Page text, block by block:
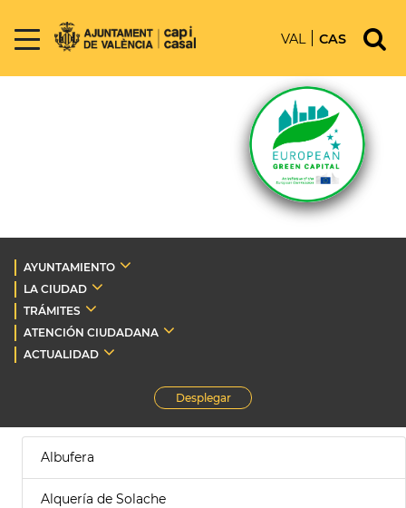
VAL CAS
AYUNTAMIENTO
LA CIUDAD
TRÁMITES
ATENCIÓN CIUDADANA
ACTUALIDAD
Desplegar
Albufera
Alquería de Solache